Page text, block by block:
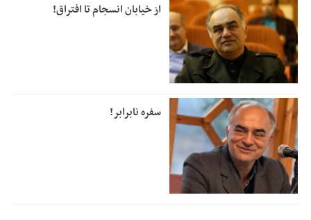
از خیابان انسجام تا افتراق!
سفره نابرابر!